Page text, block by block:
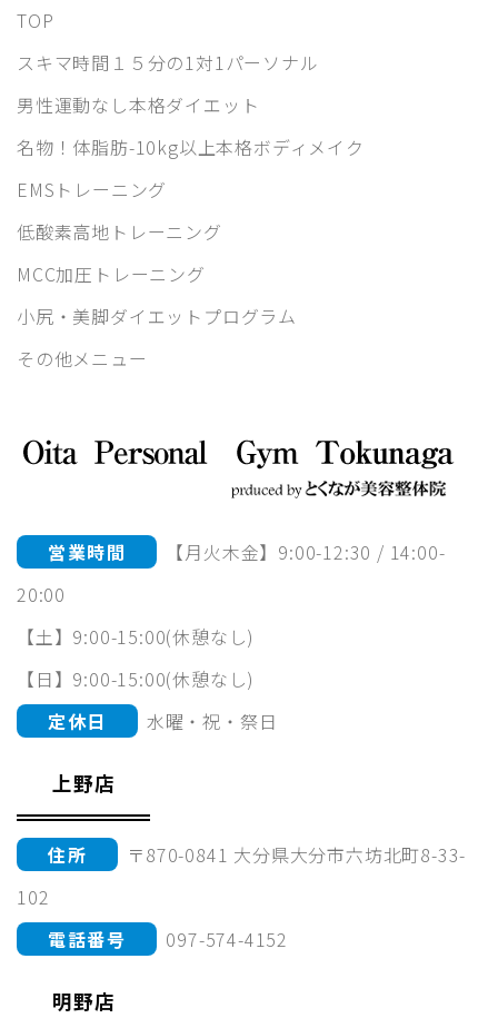
TOP
スキマ時間１５分の1対1パーソナル
男性運動なし本格ダイエット
名物！体脂肪-10kg以上本格ボディメイク
EMSトレーニング
低酸素高地トレーニング
MCC加圧トレーニング
小尻・美脚ダイエットプログラム
その他メニュー
営業時間
【月火木金】9:00-12:30 / 14:00-
20:00
【土】9:00-15:00(休憩なし)
【日】9:00-15:00(休憩なし)
定休日
水曜・祝・祭日
上野店
住所
〒870-0841 大分県大分市六坊北町8-33-
102
電話番号
097-574-4152
明野店